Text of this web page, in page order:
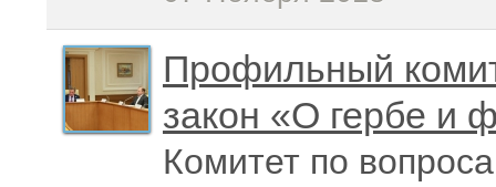
Профильный
закон «О гербе и
Комитет по